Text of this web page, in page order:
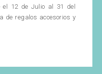
el 12 de Julio al 31 del
de regalos accesorios y